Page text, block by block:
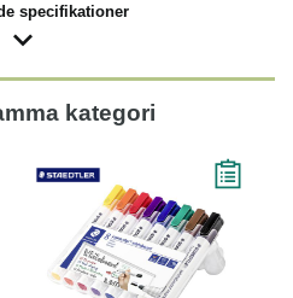
specifikationer
kategori